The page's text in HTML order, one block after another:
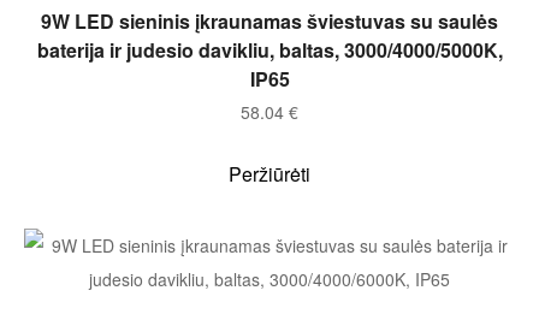
Į KREPŠELĮ
9W LED sieninis įkraunamas šviestuvas su saulės
baterija ir judesio davikliu, baltas, 3000/4000/5000K,
IP65
58.04 €
Peržiūrėti